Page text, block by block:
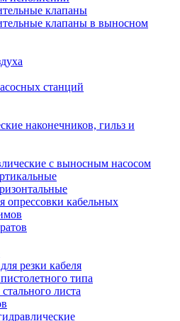
клапаны
клапаны в выносном
станций
наконечников, гильз и
с выносным насосом
опрессовки кабельных
резки кабеля
типа
листа